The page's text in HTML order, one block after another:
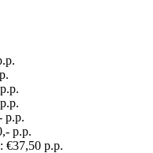
p.p.
p.p.
€37,50 p.p.